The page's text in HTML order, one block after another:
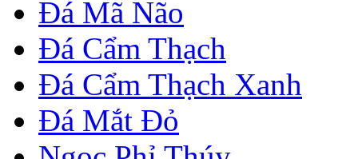
Đá Mã Não
Đá Cẩm Thạch
Đá Cẩm Thạch Xanh
Đá Mắt Đỏ